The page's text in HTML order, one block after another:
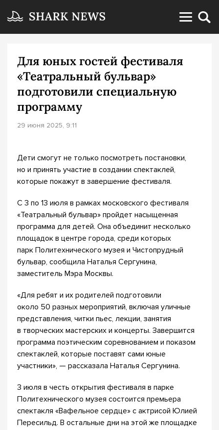
Для юных гостей фестиваля
«Театральный бульвар»
подготовили специальную
программу
29 июня 2025, 9:11
Дети смогут не только посмотреть постановки,
но и принять участие в создании спектаклей,
которые покажут в завершение фестиваля.
С 3 по 13 июля в рамках московского фестиваля
«Театральный бульвар» пройдет насыщенная
программа для детей. Она объединит несколько
площадок в центре города, среди которых
парк Политехнического музея и Чистопрудный
бульвар, сообщила Наталья Сергунина,
заместитель Мэра Москвы.
«Для ребят и их родителей подготовили
около 50 разных мероприятий, включая уличные
представления, читки пьес, лекции, занятия
в творческих мастерских и концерты. Завершится
программа поэтическим соревнованием и показом
спектаклей, которые поставят сами юные
участники», — рассказала Наталья Сергунина.
3 июля в честь открытия фестиваля в парке
Политехнического музея состоится премьера
спектакля «Вафельное сердце» с актрисой Юлией
Пересильд. В остальные дни на этой же площадке